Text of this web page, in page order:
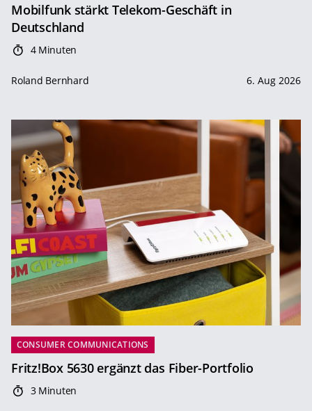
Mobilfunk stärkt Telekom-Geschäft in
Deutschland
4 Minuten
Roland Bernhard 6. Aug 2026
CONSUMER COMMUNICATIONS
Fritz!Box 5630 ergänzt das Fiber-Portfolio
3 Minuten